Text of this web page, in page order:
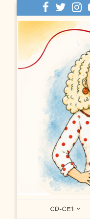
CP-CE1